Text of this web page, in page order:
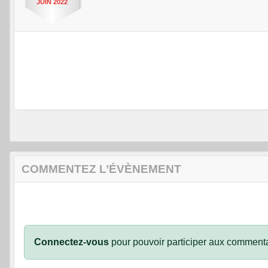
JUIN 2022
COMMENTEZ L’ÉVÈNEMENT
Connectez-vous pour pouvoir participer aux